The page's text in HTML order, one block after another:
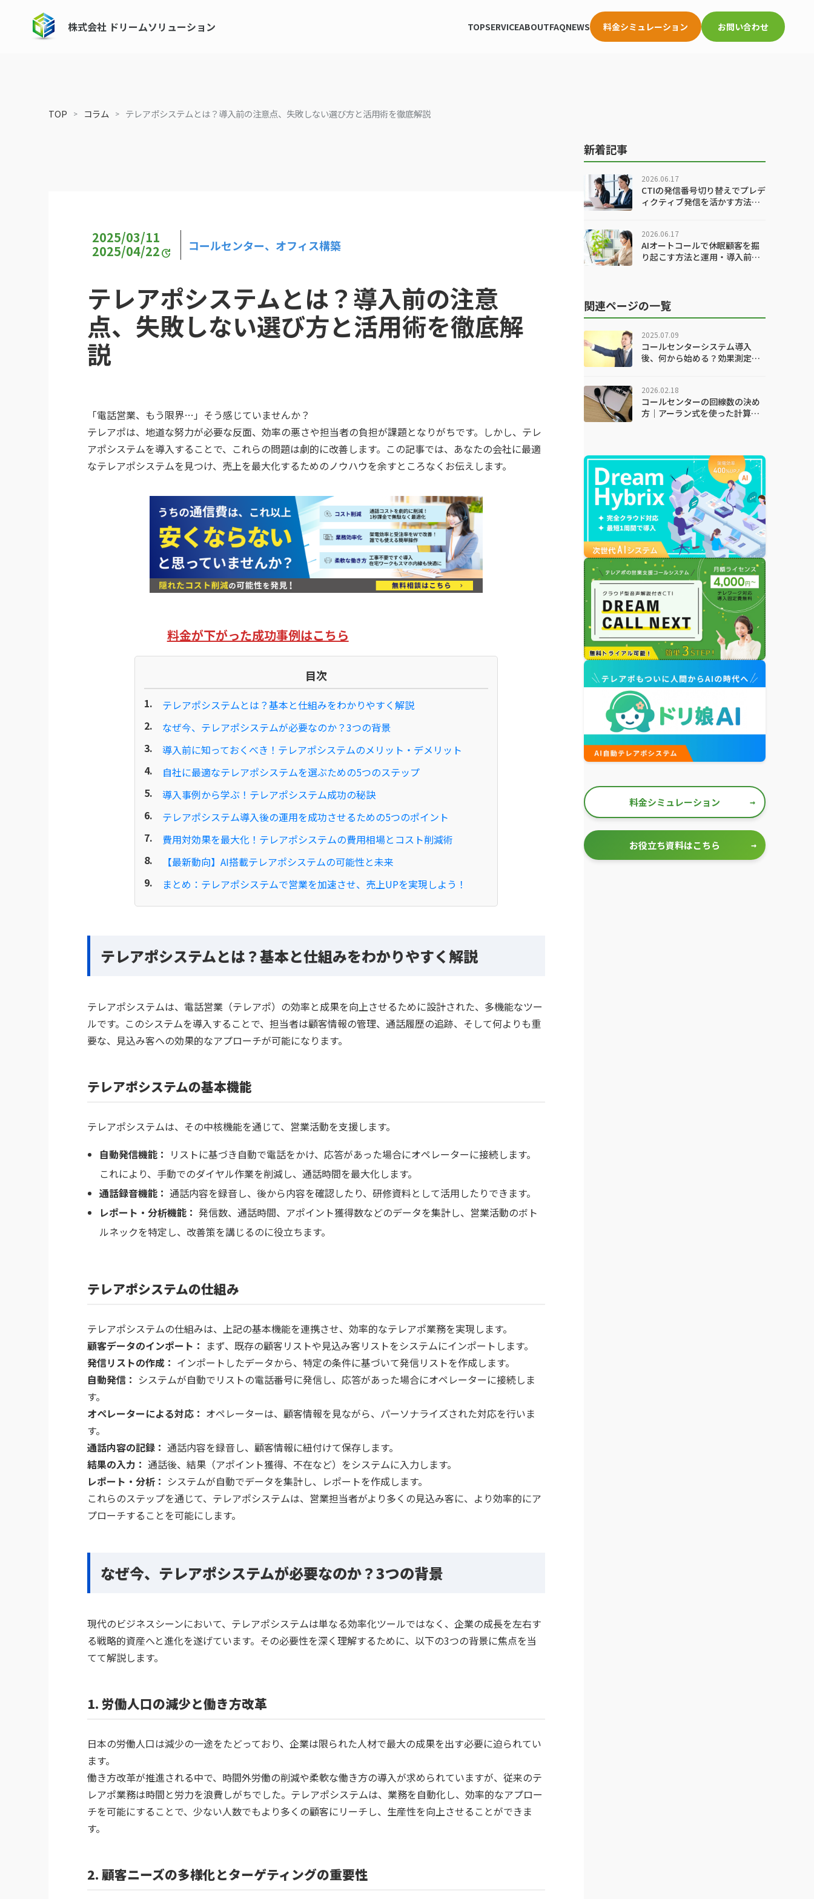
株式会社 ドリームソリューション TOPSERVICEABOUTFAQNEWS 料金シミュレーション お問い合わせ
TOP コラム テレアポシステムとは？導入前の注意点、失敗しない選び方と活用術を徹底解説
2025/03/11
2025/04/22update
コールセンター、オフィス構築
テレアポシステムとは？導入前の注意
点、失敗しない選び方と活用術を徹底解
説
「電話営業、もう限界…」そう感じていませんか？
テレアポは、地道な努力が必要な反面、効率の悪さや担当者の負担が課題となりがちです。しかし、テレ
アポシステムを導入することで、これらの問題は劇的に改善します。この記事では、あなたの会社に最適
なテレアポシステムを見つけ、売上を最大化するためのノウハウを余すところなくお伝えします。
料金が下がった成功事例はこちら
目次
テレアポシステムとは？基本と仕組みをわかりやすく解説
なぜ今、テレアポシステムが必要なのか？3つの背景
導入前に知っておくべき！テレアポシステムのメリット・デメリット
自社に最適なテレアポシステムを選ぶための5つのステップ
導入事例から学ぶ！テレアポシステム成功の秘訣
テレアポシステム導入後の運用を成功させるための5つのポイント
費用対効果を最大化！テレアポシステムの費用相場とコスト削減術
【最新動向】AI搭載テレアポシステムの可能性と未来
まとめ：テレアポシステムで営業を加速させ、売上UPを実現しよう！
テレアポシステムとは？基本と仕組みをわかりやすく解説
テレアポシステムは、電話営業（テレアポ）の効率と成果を向上させるために設計された、多機能なツー
ルです。このシステムを導入することで、担当者は顧客情報の管理、通話履歴の追跡、そして何よりも重
要な、見込み客への効果的なアプローチが可能になります。
テレアポシステムの基本機能
テレアポシステムは、その中核機能を通じて、営業活動を支援します。
自動発信機能： リストに基づき自動で電話をかけ、応答があった場合にオペレーターに接続します。
これにより、手動でのダイヤル作業を削減し、通話時間を最大化します。
通話録音機能： 通話内容を録音し、後から内容を確認したり、研修資料として活用したりできます。
レポート・分析機能： 発信数、通話時間、アポイント獲得数などのデータを集計し、営業活動のボト
ルネックを特定し、改善策を講じるのに役立ちます。
テレアポシステムの仕組み
テレアポシステムの仕組みは、上記の基本機能を連携させ、効率的なテレアポ業務を実現します。
顧客データのインポート： まず、既存の顧客リストや見込み客リストをシステムにインポートします。
発信リストの作成： インポートしたデータから、特定の条件に基づいて発信リストを作成します。
自動発信： システムが自動でリストの電話番号に発信し、応答があった場合にオペレーターに接続しま
す。
オペレーターによる対応： オペレーターは、顧客情報を見ながら、パーソナライズされた対応を行いま
す。
通話内容の記録： 通話内容を録音し、顧客情報に紐付けて保存します。
結果の入力： 通話後、結果（アポイント獲得、不在など）をシステムに入力します。
レポート・分析： システムが自動でデータを集計し、レポートを作成します。
これらのステップを通じて、テレアポシステムは、営業担当者がより多くの見込み客に、より効率的にア
プローチすることを可能にします。
なぜ今、テレアポシステムが必要なのか？3つの背景
現代のビジネスシーンにおいて、テレアポシステムは単なる効率化ツールではなく、企業の成長を左右す
る戦略的資産へと進化を遂げています。その必要性を深く理解するために、以下の3つの背景に焦点を当
てて解説します。
1. 労働人口の減少と働き方改革
日本の労働人口は減少の一途をたどっており、企業は限られた人材で最大の成果を出す必要に迫られてい
ます。
働き方改革が推進される中で、時間外労働の削減や柔軟な働き方の導入が求められていますが、従来のテ
レアポ業務は時間と労力を浪費しがちでした。テレアポシステムは、業務を自動化し、効率的なアプロー
チを可能にすることで、少ない人数でもより多くの顧客にリーチし、生産性を向上させることができま
す。
2. 顧客ニーズの多様化とターゲティングの重要性
新着記事
2026.06.17
CTIの発信番号切り替えでプレデ
ィクティブ発信を活かす方法！
2026.06.17
AIオートコールで休眠顧客を掘
り起こす方法と運用・導入前の
関連ページの一覧
2025.07.09
コールセンターシステム導入
後、何から始める？効果測定と
2026.02.18
コールセンターの回線数の決め
方｜アーラン式を使った計算方
料金シミュレーション →
お役立ち資料はこちら →